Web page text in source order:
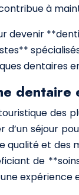
à
devenir
dentaires
des
d’un séjour
qualité et des
de
expérience